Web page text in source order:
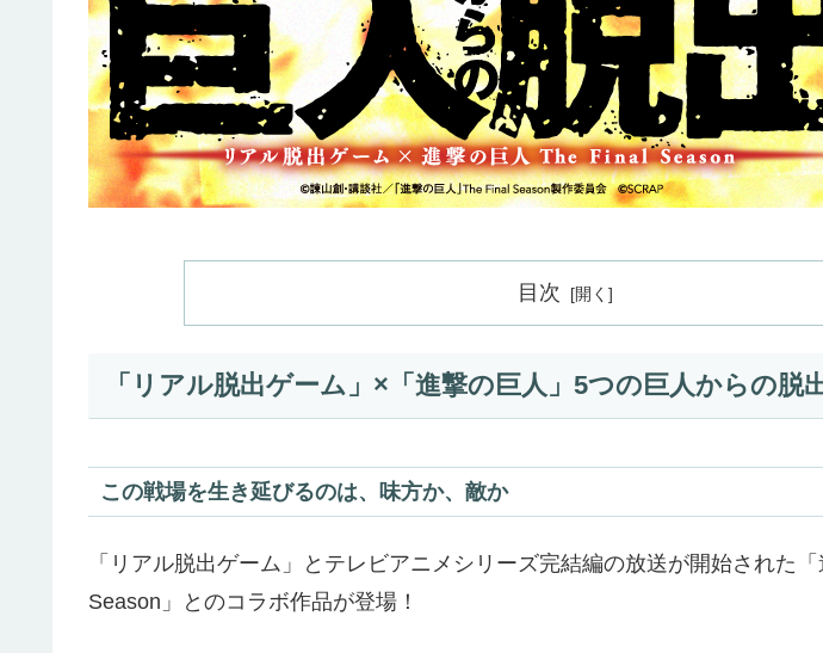
目次
「リアル脱出ゲーム」×「進撃の巨人」5つの巨人からの脱
この戦場を生き延びるのは、味方か、敵か
「リアル脱出ゲーム」とテレビアニメシリーズ完結編の放送が開始された
Season」とのコラボ作品が登場！